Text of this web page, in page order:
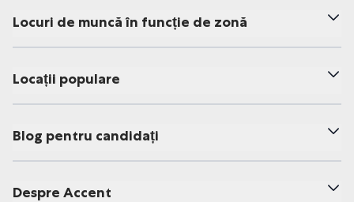
Locuri de muncă în funcție de zonă
Locații populare
Blog pentru candidați
Despre Accent